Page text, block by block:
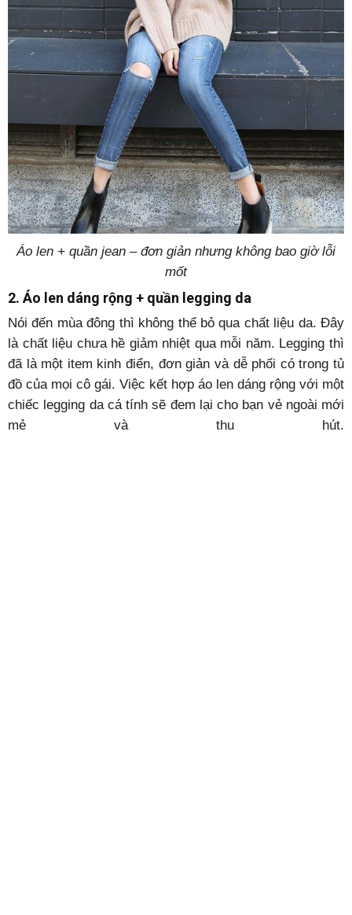
Áo len + quần jean – đơn giản nhưng không bao giờ lỗi
mốt
2. Áo len dáng rộng + quần legging da
Nói đến mùa đông thì không thể bỏ qua chất liệu da. Đây
là chất liệu chưa hề giảm nhiệt qua mỗi năm. Legging thì
đã là một item kinh điển, đơn giản và dễ phối có trong tủ
đồ của mọi cô gái. Việc kết hợp áo len dáng rộng với một
chiếc legging da cá tính sẽ đem lại cho bạn vẻ ngoài mới
mẻ và thu hút.